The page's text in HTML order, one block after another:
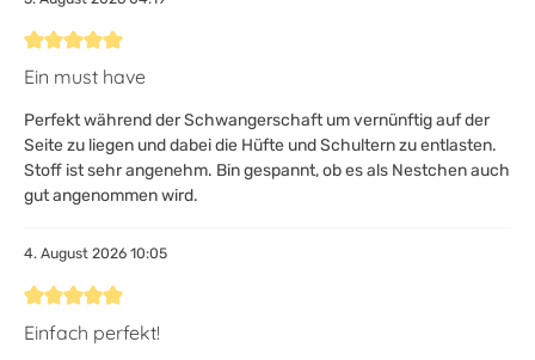
Bewertung mit 5 von 5 Sternen
Ein must have
Perfekt während der Schwangerschaft um vernünftig auf der
Seite zu liegen und dabei die Hüfte und Schultern zu entlasten.
Stoff ist sehr angenehm. Bin gespannt, ob es als Nestchen auch
gut angenommen wird.
4. August 2026 10:05
Bewertung mit 5 von 5 Sternen
Einfach perfekt!